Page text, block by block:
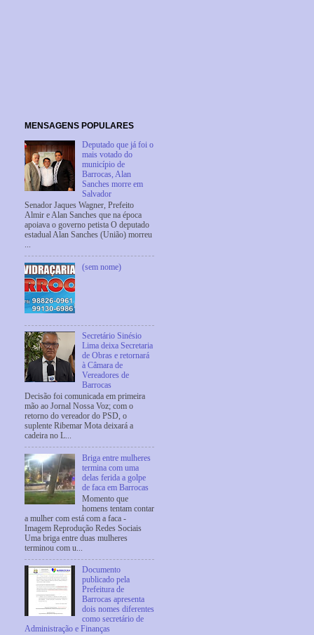
MENSAGENS POPULARES
Deputado que já foi o
mais votado do
município de
Barrocas, Alan
Sanches morre em
Salvador
Senador Jaques Wagner, Prefeito
Almir e Alan Sanches que na época
apoiava o governo petista O deputado
estadual Alan Sanches (União) morreu
...
(sem nome)
Secretário Sinésio
Lima deixa Secretaria
de Obras e retornará
à Câmara de
Vereadores de
Barrocas
Decisão foi comunicada em primeira
mão ao Jornal Nossa Voz; com o
retorno do vereador do PSD, o
suplente Ribemar Mota deixará a
cadeira no L...
Briga entre mulheres
termina com uma
delas ferida a golpe
de faca em Barrocas
Momento que
homens tentam contar
a mulher com está com a faca -
Imagem Reprodução Redes Sociais
Uma briga entre duas mulheres
terminou com u...
Documento
publicado pela
Prefeitura de
Barrocas apresenta
dois nomes diferentes
como secretário de
Administração e Finanças